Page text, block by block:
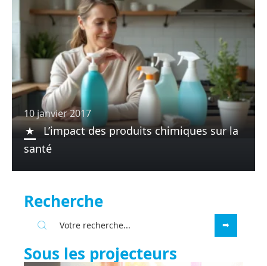
10 janvier 2017
L’impact des produits chimiques sur la
santé
Recherche
Sous les projecteurs